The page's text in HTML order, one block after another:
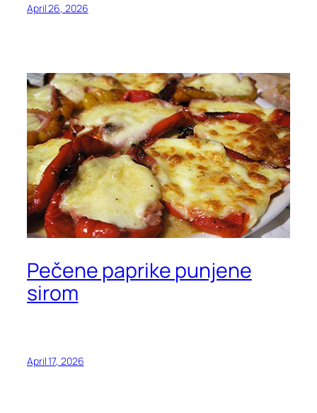
April 26, 2026
Pečene paprike punjene
sirom
April 17, 2026